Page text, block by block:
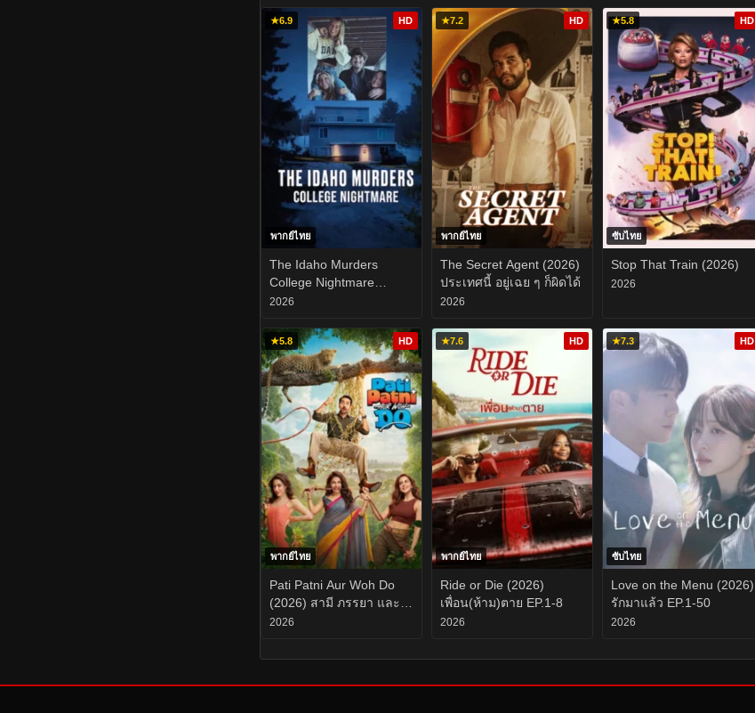
★6.9 HD
พากย์ไทย
The Idaho Murders
College Nightmare
(2026) ฆาตกรรมใน
มหาวิทยาลัย EP.1-3
2026
★7.2 HD
พากย์ไทย
The Secret Agent (2026)
ประเทศนี้ อยู่เฉย ๆ ก็ผิดได้
2026
★5.8 HD
ซับไทย
Stop That Train (2026)
2026
★5.8 HD
พากย์ไทย
Pati Patni Aur Woh Do
(2026) สามี ภรรยา และ
ยัยสองสาวตัวป่วน
2026
★7.6 HD
พากย์ไทย
Ride or Die (2026)
เพื่อน(ห้าม)ตาย EP.1-8
2026
★7.3 HD
ซับไทย
Love on the Menu (2026)
รักมาแล้ว EP.1-50
2026